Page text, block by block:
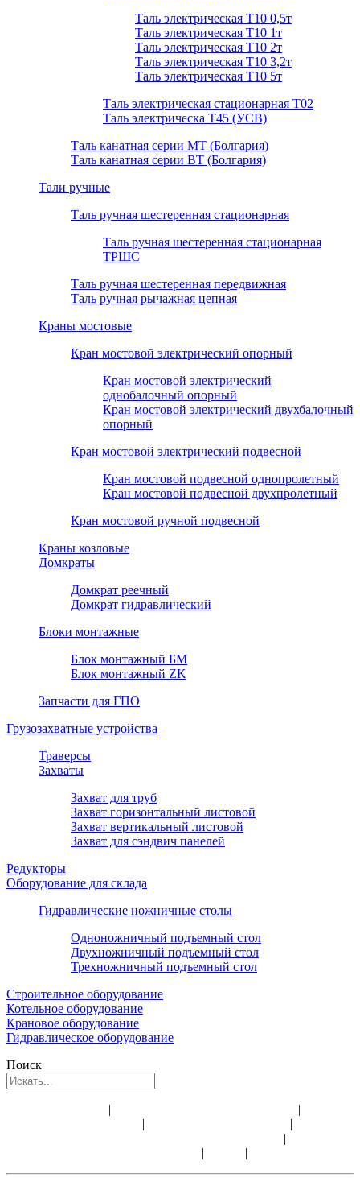
Таль электрическая Т10 0,5т
Таль электрическая Т10 1т
Таль электрическая Т10 2т
Таль электрическая Т10 3,2т
Таль электрическая Т10 5т
Таль электрическая стационарная Т02
Таль электрическа T45 (УСВ)
Таль канатная серии МТ (Болгария)
Таль канатная серии ВТ (Болгария)
Тали ручные
Таль ручная шестеренная стационарная
Таль ручная шестеренная стационарная
ТРШС
Таль ручная шестеренная передвижная
Таль ручная рычажная цепная
Краны мостовые
Кран мостовой электрический опорный
Кран мостовой электрический
однобалочный опорный
Кран мостовой электрический двухбалочный
опорный
Кран мостовой электрический подвесной
Кран мостовой подвесной однопролетный
Кран мостовой подвесной двухпролетный
Кран мостовой ручной подвесной
Краны козловые
Домкраты
Домкрат реечный
Домкрат гидравлический
Блоки монтажные
Блок монтажный БМ
Блок монтажный ZK
Запчасти для ГПО
Грузозахватные устройства
Траверсы
Захваты
Захват для труб
Захват горизонтальный листовой
Захват вертикальный листовой
Захват для сэндвич панелей
Редукторы
Оборудование для склада
Гидравлические ножничные столы
Одноножничный подъемный стол
Двухножничный подъемный стол
Трехножничный подъемный стол
Строительное оборудование
Котельное оборудование
Крановое оборудование
Гидравлическое оборудование
Поиск